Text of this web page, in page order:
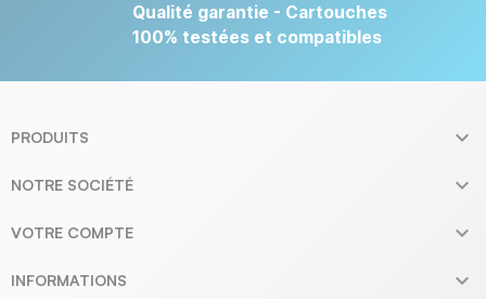
Qualité garantie - Cartouches
100% testées et compatibles
PRODUITS 
NOTRE SOCIÉTÉ 
VOTRE COMPTE 
INFORMATIONS 